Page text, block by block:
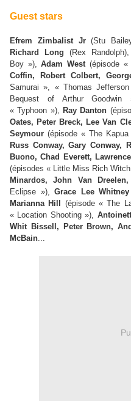
Guest stars
Efrem Zimbalist Jr (Stu
Richard Long (Rex Randolph),
Boy »),Adam West(épisode «
Coffin, Robert Colbert,
Samurai », « Thomas
Bequest of Arthur Goodwin
« Typhoon »), Ray Danton
Oates, Peter Breck, Lee Van
Seymour (épisode « The
Russ Conway, Gary Conway,
Buono, Chad Everett,
(épisodes « Little Miss Rich
Minardos, John Van
Eclipse »),Grace Lee Whitney
Marianna Hill
(épisode « The
« Location Shooting »),
Whit Bissell, Peter Brown,
McBain...